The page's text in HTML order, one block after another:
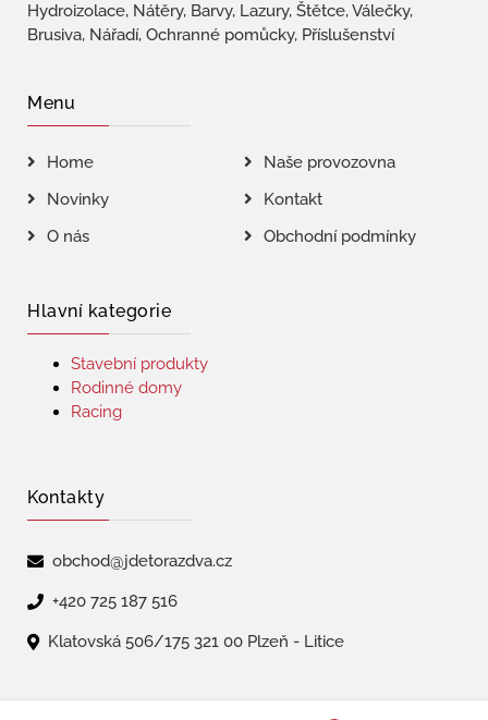
Hydroizolace, Nátěry, Barvy, Lazury, Štětce, Válečky,
Brusiva, Nářadí, Ochranné pomůcky, Příslušenství
Menu
Home
Naše provozovna
Novinky
Kontakt
O nás
Obchodní podmínky
Hlavní kategorie
Stavební produkty
Rodinné domy
Racing
Kontakty
obchod@jdetorazdva.cz
+420 725 187 516
Klatovská 506/175 321 00 Plzeň - Litice